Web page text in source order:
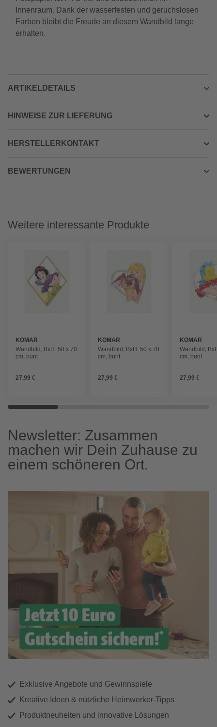
Innenraum. Dank der wasserfesten und geruchslosen
Farben bleibt die Freude an diesem Wandbild lange
erhalten.
ARTIKELDETAILS
HINWEISE ZUR LIEFERUNG
HERSTELLERKONTAKT
BEWERTUNGEN
Weitere interessante Produkte
KOMAR
Wandbild, BxH: 50 x 70
cm, bunt
27,99 €
KOMAR
Wandbild, BxH: 50 x 70
cm, bunt
27,99 €
KOMAR
Wandbild,
cm, bunt
27,99 €
Newsletter: Zusammen
machen wir Dein Zuhause zu
einem schöneren Ort.
Exklusive Angebote und Gewinnspiele
Kreative Ideen & nützliche Heimwerker-Tipps
Produktneuheiten und innovative Lösungen